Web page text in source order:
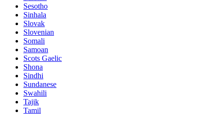
Sesotho
Sinhala
Slovak
Slovenian
Somali
Samoan
Scots Gaelic
Shona
Sindhi
Sundanese
Swahili
Tajik
Tamil